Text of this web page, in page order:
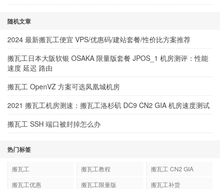
随机文章
2024 最新搬瓦工便宜 VPS/优惠码/建站套餐/性价比方案推荐
搬瓦工日本大阪软银 OSAKA 限量版套餐 JPOS_1 机房测评：性能
速度 延迟 路由
搬瓦工 OpenVZ 方案可选凤凰城机房
2021 搬瓦工机房测速：搬瓦工洛杉矶 DC9 CN2 GIA 机房速度测试
搬瓦工 SSH 端口被封掉怎么办
热门标签
搬瓦工 搬瓦工教程
搬瓦工 CN2 GIA
搬瓦工优惠
搬瓦工限量版
搬瓦工补货